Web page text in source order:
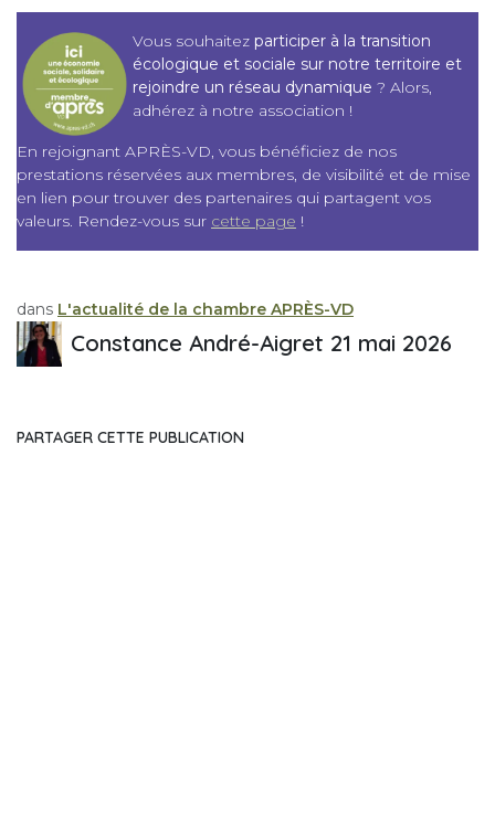
Vous souhaitezparticiper à la transition
écologique et sociale sur notre territoire et
rejoindre un réseau dynamique ? Alors,
adhérez à notre association !
En rejoignant APRÈS-VD, vous bénéficiez de nos
prestations réservées aux membres, de visibilité et de mise
en lien pour trouver des partenaires qui partagent vos
valeurs. Rendez-vous sur cette page !
dans L'actualité de la chambre APRÈS-VD
Constance André-Aigret 21 mai 2026
PARTAGER CETTE PUBLICATION